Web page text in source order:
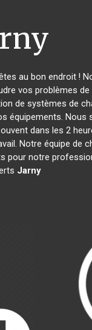
au bon endroit !
vos problèmes
de systèmes de
équipements. Nous
dans les 2
Notre équipe de
pour notre
Jarny